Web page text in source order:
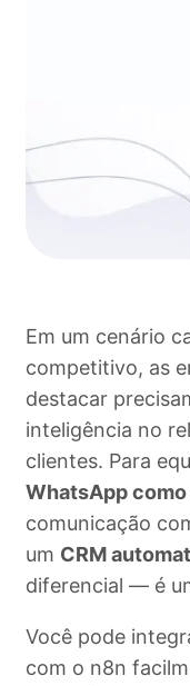
Em um cenário
competitivo, as
destacar
inteligência no
clientes. Para
WhatsApp
comunicação
um CRM
diferencial — é
Você pode
com o n8n